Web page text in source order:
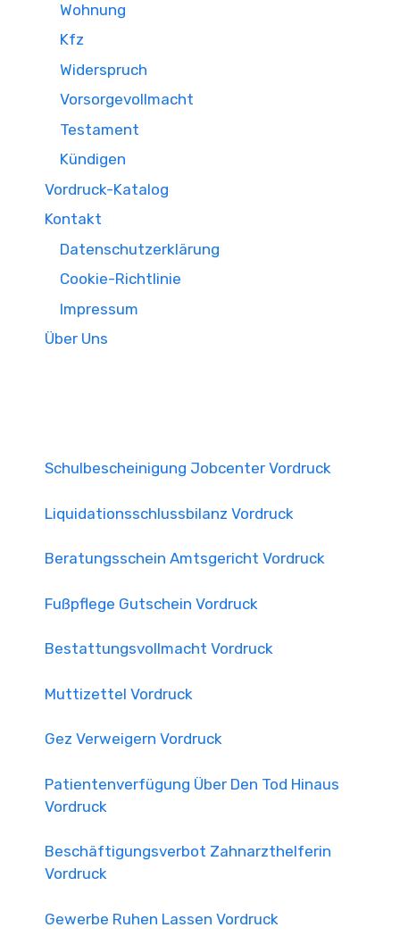
Wohnung
Kfz
Widerspruch
Vorsorgevollmacht
Testament
Kündigen
Vordruck-Katalog
Kontakt
Datenschutzerklärung
Cookie-Richtlinie
Impressum
Über Uns
Schulbescheinigung Jobcenter Vordruck
Liquidationsschlussbilanz Vordruck
Beratungsschein Amtsgericht Vordruck
Fußpflege Gutschein Vordruck
Bestattungsvollmacht Vordruck
Muttizettel Vordruck
Gez Verweigern Vordruck
Patientenverfügung Über Den Tod Hinaus
Vordruck
Beschäftigungsverbot Zahnarzthelferin
Vordruck
Gewerbe Ruhen Lassen Vordruck